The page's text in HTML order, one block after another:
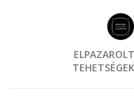
ELPAZAROLT
TEHETSÉGEK